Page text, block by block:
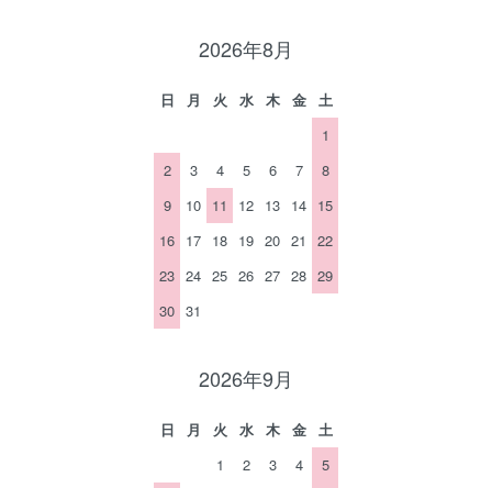
2026年8月
日 月 火 水 木 金
土
1
2
3 4 5 6 7
8
9
10 11 12 13 14 15
16 17 18 19 20 21
22
23 24 25 26 27 28 29
30 31
2026年9月
日 月 火 水 木 金
土
1
2 3 4
5